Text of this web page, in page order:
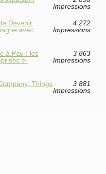
Impressions
Devenir
avec
4 272
Impressions
à Pau : les
e-
3 863
Impressions
Things
3 881
Impressions